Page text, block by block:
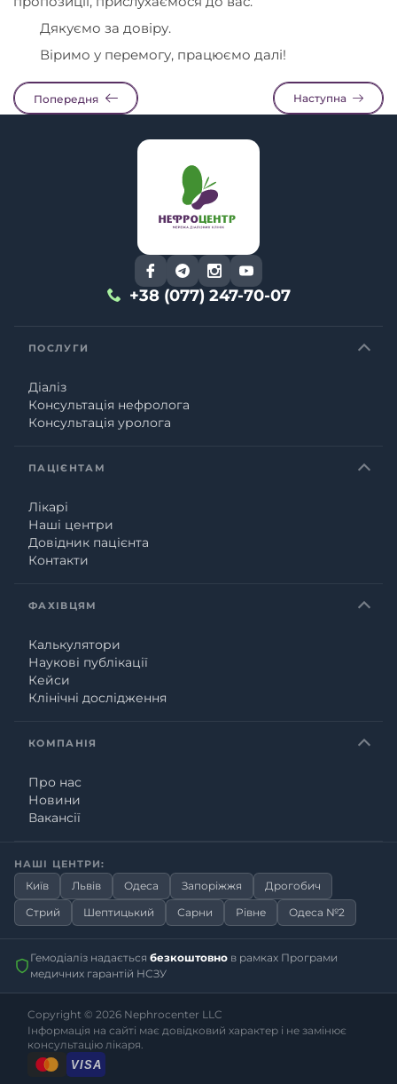
Дякуємо за довіру.
Віримо у перемогу, працюємо далі!
Попередня Наступна
+38 (077) 247-70-07
ПОСЛУГИ
Діаліз
Консультація нефролога
Консультація уролога
ПАЦІЄНТАМ
Лікарі
Наші центри
Довідник пацієнта
Контакти
ФАХІВЦЯМ
Калькулятори
Наукові публікації
Кейси
Клінічні дослідження
КОМПАНІЯ
Про нас
Новини
Вакансії
НАШІ ЦЕНТРИ:
Київ Львів Одеса Запоріжжя
Дрогобич
Стрий
Шептицький Сарни Рівне Одеса №2
Гемодіаліз надається безкоштовно в рамках Програми
медичних гарантій НСЗУ
Copyright © 2026 Nephrocenter LLC
Інформація на сайті має довідковий характер і не замінює
консультацію лікаря.
VISA